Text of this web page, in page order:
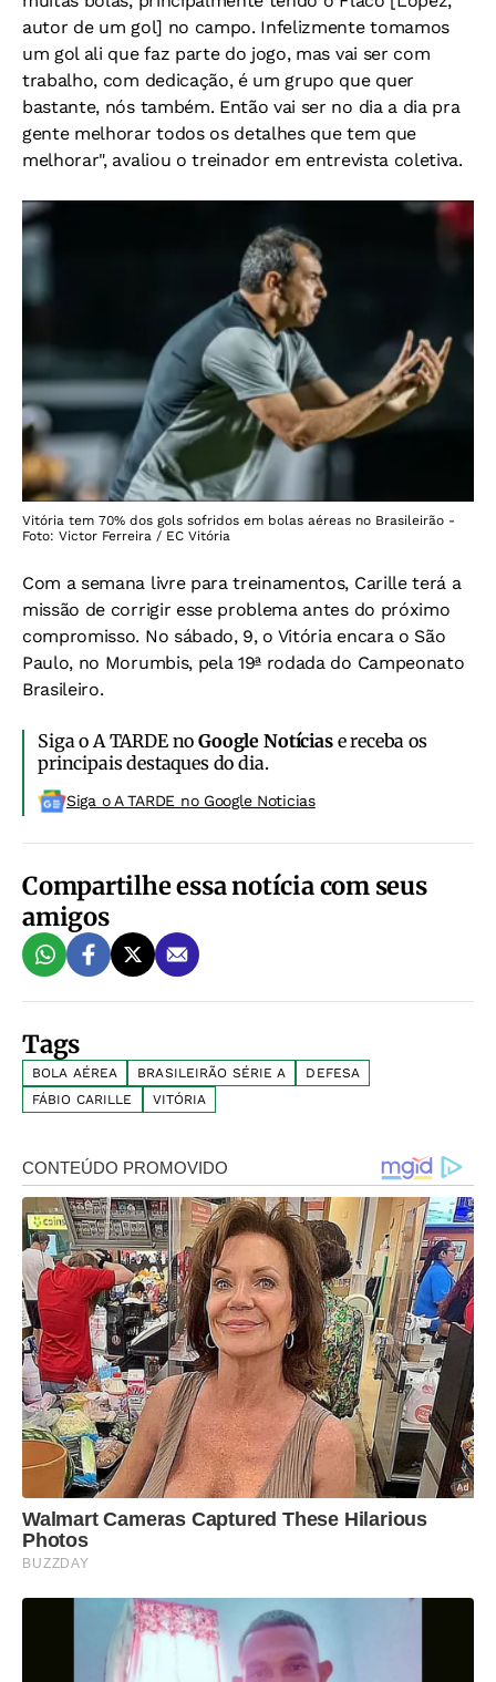
autor de um gol] no campo. Infelizmente tomamos
um gol ali que faz parte do jogo, mas vai ser com
trabalho, com dedicação, é um grupo que quer
bastante, nós também. Então vai ser no dia a dia pra
gente melhorar todos os detalhes que tem que
melhorar", avaliou o treinador em entrevista coletiva.
Vitória tem 70% dos gols sofridos em bolas aéreas no Brasileirão -
Foto: Victor Ferreira / EC Vitória
Com a semana livre para treinamentos, Carille terá a
missão de corrigir esse problema antes do próximo
compromisso. No sábado, 9, o Vitória encara o São
Paulo, no Morumbis, pela 19ª rodada do Campeonato
Brasileiro.
Siga o A TARDE noGoogle Notíciase receba os
principais destaques do dia.
Siga o A TARDE no Google Noticias
Compartilhe essa notícia com seus
amigos
Tags
BOLA AÉREA BRASILEIRÃO SÉRIE A
DEFESA
FÁBIO CARILLE
VITÓRIA